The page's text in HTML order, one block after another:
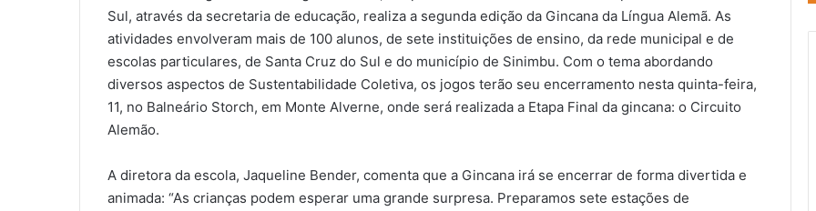
Sul, através da secretaria de educação, realiza a segunda edição da Gincana da Língua Alemã. As
atividades envolveram mais de 100 alunos, de sete instituições de ensino, da rede municipal e de
escolas particulares, de Santa Cruz do Sul e do município de Sinimbu. Com o tema abordando
diversos aspectos de Sustentabilidade Coletiva, os jogos terão seu encerramento nesta quinta-feira,
11, no Balneário Storch, em Monte Alverne, onde será realizada a Etapa Final da gincana: o Circuito
Alemão.
A diretora da escola, Jaqueline Bender, comenta que a Gincana irá se encerrar de forma divertida e
animada: “As crianças podem esperar uma grande surpresa. Preparamos sete estações de